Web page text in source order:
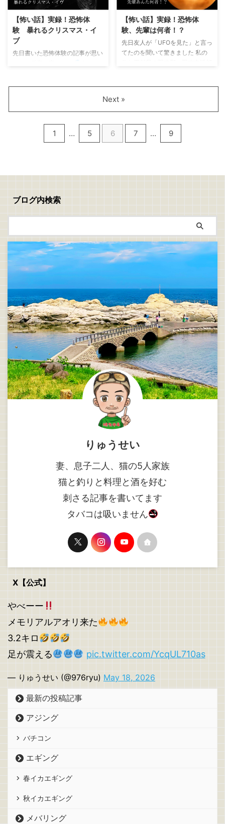
効率よく狙うために大切な
「潮」：秋イカに効く潮のタイミ
ング 「ジャーク」：状況別のジ
ャークパターン 「エギのサイ
ズ」：成長段階に合わせたエギサ
イズ選び について、わかりやす
く解説します。 秋イカは活性が
はいえ、その日の潮の動きや水
して90％近い確率でヒットを得
た方法を初心者さんにも分かりや
すく紹介します！ この記事はこ
んな人向け 思ったほどアオリイ
カの釣果が伸びない 寧ろ、イカ
絶滅した？ せっかく時間が出来
たのにポイントにイカおらんやん
人 「くっそー！アオリイカ釣り
【怖い話】実録！恐怖体
験 暴れるクリスマス・イ
ブ
先日書いた恐怖体験の記事が思い
とはわかってましたが、「怖い
話」も好きなんですね 今回書か
せて頂く記事は、本当にあった話
ですが思い返せば「夢だったんじ
段から不思議な体験してるけど、
【怖い話】実録！恐怖体
験、先輩は何者！？
先日友人が「UFOを見た」と言っ
てたのを聞いて驚きました 私の
にも「UFO」が掛かれているくら
い羽咋市はUFO推しの町なんです
よね 友人が「UFOを見た話」で
思い出しましたが自分も小さい頃
にUFOを目撃しています すご～
1 … 5 6 7 … 9
Next »
ブログ内検索
りゅうせい
妻、息子二人、猫の5人家族
猫と釣りと料理と酒を好む
刺さる記事を書いてます
タバコは吸いません
X【公式】
やべーー
メモリアルアオリ来た
3.2キロ
足が震える
pic.twitter.com/YcqUL710as
— りゅうせい (@976ryu) May 18, 2026
最新の投稿記事
アジング
バチコン
エギング
春イカエギング
秋イカエギング
メバリング